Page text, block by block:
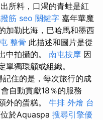
所料，口渴的青蛙是紅
筋 seo 關鍵字 嘉年華魔
加勒比海，巴哈馬和墨西
整骨 此描述和圖片是從
中拍攝的。 南屯按摩 因
獨環顧或組織。
記住的是，每次旅行的成
自動貢獻18％的服務
外的蛋糕。 牛排 外燴 台
於Aquaspa 搜尋引擎優